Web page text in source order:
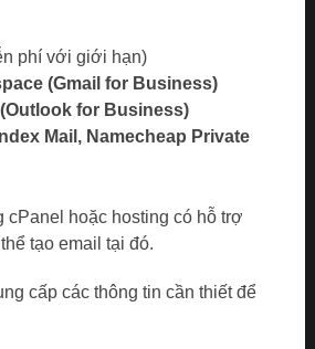
phí với giới hạn)
(Gmail for Business)
for Business)
Mail, Namecheap Private
cPanel hoặc hosting có hỗ trợ
tạo email tại đó.
cấp các thông tin cần thiết để